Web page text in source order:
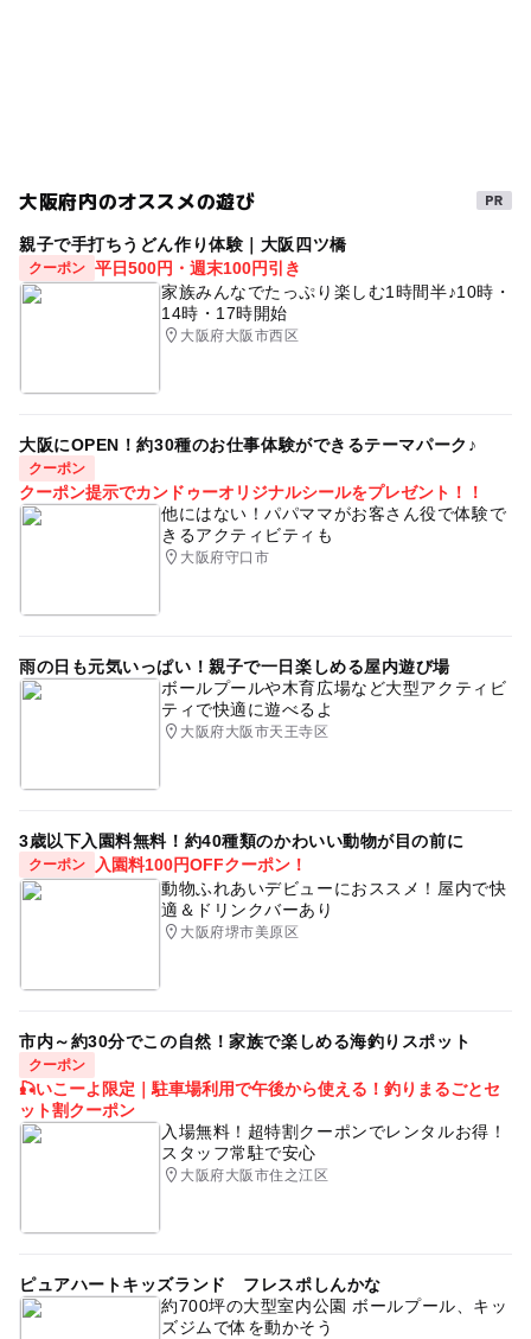
大阪府内のオススメの遊び
親子で手打ちうどん作り体験｜大阪四ツ橋
クーポン 平日500円・週末100円引き
家族みんなでたっぷり楽しむ1時間半♪10時・
14時・17時開始
大阪府大阪市西区
大阪にOPEN！約30種のお仕事体験ができるテーマパーク♪
クーポン
クーポン提示でカンドゥーオリジナルシールをプレゼント！！
他にはない！パパママがお客さん役で体験で
きるアクティビティも
大阪府守口市
雨の日も元気いっぱい！親子で一日楽しめる屋内遊び場
ボールプールや木育広場など大型アクティビ
ティで快適に遊べるよ
大阪府大阪市天王寺区
3歳以下入園料無料！約40種類のかわいい動物が目の前に
クーポン
入園料100円OFFクーポン！
動物ふれあいデビューにおススメ！屋内で快
適＆ドリンクバーあり
大阪府堺市美原区
市内～約30分でこの自然！家族で楽しめる海釣りスポット
クーポン
🎣いこーよ限定｜駐車場利用で午後から使える！釣りまるごとセ
ット割クーポン
入場無料！超特割クーポンでレンタルお得！
スタッフ常駐で安心
大阪府大阪市住之江区
ピュアハートキッズランド フレスポしんかな
約700坪の大型室内公園 ボールプール、キッ
ズジムで体を動かそう